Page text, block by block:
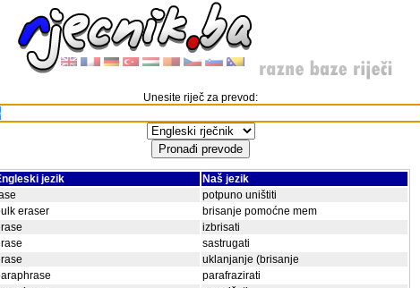
Unesite riječ za prevod:
jezik
Naš jezik
potpuno uništiti
eraser
brisanje pomoćne mem
izbrisati
sastrugati
uklanjanje (brisanje
parafrazirati